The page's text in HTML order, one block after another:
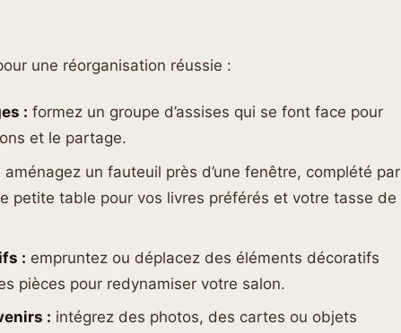
une réorganisation réussie :
: formez un groupe d’assises qui se font face pour
et le partage.
aménagez un fauteuil près d’une fenêtre, complété par
petite table pour vos livres préférés et votre tasse de
: empruntez ou déplacez des éléments décoratifs
pièces pour redynamiser votre salon.
: intégrez des photos, des cartes ou objets